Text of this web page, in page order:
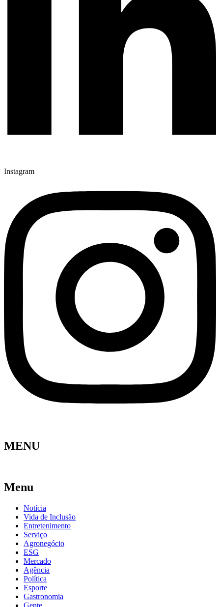
Instagram
MENU
Menu
Notícia
Vida de Inclusão
Entretenimento
Serviço
Agronegócio
ESG
Mercado
Agência
Política
Esporte
Gastronomia